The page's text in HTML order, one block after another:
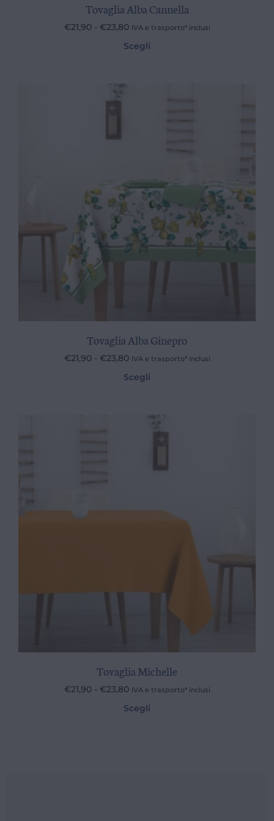
Tovaglia Alba Cannella
€21,90 - €23,80 IVA e trasporto* inclusi
Scegli
Tovaglia Alba Ginepro
€21,90 - €23,80 IVA e trasporto* inclusi
Scegli
Tovaglia Michelle
€21,90 - €23,80 IVA e trasporto* inclusi
Scegli